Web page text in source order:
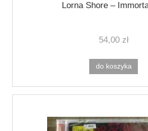
Lorna Shore ‎–
54,00 zł
do koszyka